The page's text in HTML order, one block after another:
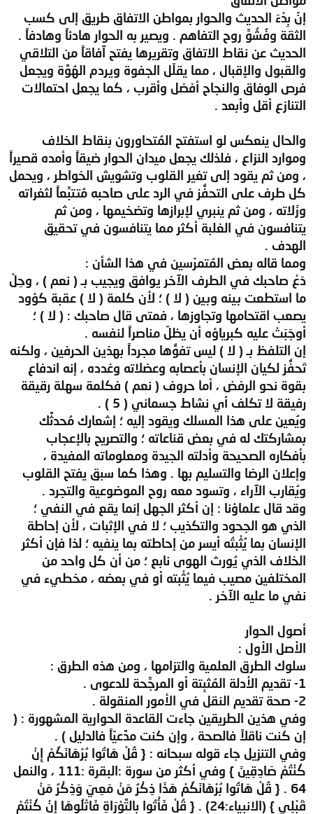
إنّ بِدْءَ الحديث والحوار بمواطن الاتفاق طريق إلى كسب
الثقة وفُشُوِّ روح التفاهم . ويصير به الحوار هادئاً وهادفاً .
الحديث عن نقاط الاتفاق وتقريرها يفتح آفاقاً من التلاقي
والقبول والإقبال ، مما يقلّل الجفوة ويردم الهُوَّة ويجعل
فرص الوفاق والنجاح أفضل وأقرب ، كما يجعل احتمالات
التنازع أقل وأبعد .
والحال ينعكس لو استفتح المُتحاورون بنقاط الخلاف
وموارد النزاع ، فلذلك يجعل ميدان الحوار ضيقاً وأمده قصيراً
، ومن ثم يقود إلى تغير القلوب وتشويش الخواطر ، ويحمل
كل طرف على التحفُّز في الرد على صاحبه مُتتبِّعاً لثغراته
وزَلاته ، ومن ثم ينبري لإبرازها وتضخيمها ، ومن ثم
يتنافسون في الغلبة أكثر مما يتنافسون في تحقيق
الهدف .
ومما قاله بعض المُتمرّسين في هذا الشأن :
دَعْ صاحبك في الطرف الآخر يوافق ويجيب بـ ( نعم ) ، وحِلْ
ما استطعت بينه وبين ( لا ) ؛ لأن كلمة ( لا ) عقبة كؤود
يصعب اقتحامها وتجاوزها ، فمتى قال صاحبك : ( لا ) ؛
أوجَبَتْ عليه كبرياؤه أن يظلّ مناصراً لنفسه .
إن التلفظ بـ ( لا ) ليس تفوُّها مجرداً بهذين الحرفين ، ولكنه
تَحفُّز لكيان الإنسان بأعصابه وعضلاته وغدده ، إنه اندفاع
بقوة نحو الرفض ، أما حروف ( نعم ) فكلمة سهلة رقيقة
رفيقة لا تكلف أي نشاط جسماني ( 5 ) .
ويُعين على هذا المسلك ويقود إليه ؛ إشعارك مُحدثَّك
بمشاركتك له في بعض قناعاته ؛ والتصريح بالإعجاب
بأفكاره الصحيحة وأدلته الجيدة ومعلوماته المفيدة ،
وإعلان الرضا والتسليم بها . وهذا كما سبق يفتح القلوب
ويُقارب الآراء ، وتسود معه روح الموضوعية والتجرد .
وقد قال علماؤنا : إن أكثر الجهل إنما يقع في النفي ؛
الذي هو الجحود والتكذيب ؛ لا في الإثبات ، لأن إحاطة
الإنسان بما يُثْبتُه أيسر من إحاطته بما ينفيه ؛ لذا فإن أكثر
الخلاف الذي يُورث الهوى نابع ؛ من أن كل واحد من
المختلفين مصيب فيما يُثْبته أو في بعضه ، مخطيء في
نفي ما عليه الآخر .
أصول الحوار
الأصل الأول :
سلوك الطرق العلمية والتزامها ، ومن هذه الطرق :
1- تقديم الأدلة المُثبِتة أو المرجِّحة للدعوى .
2- صحة تقديم النقل في الأمور المنقولة .
وفي هذين الطريقين جاءت القاعدة الحوارية المشهورة : (
إن كنت ناقلاً فالصحة ، وإن كنت مدَّعيّاً فالدليل ) .
وفي التنزيل جاء قوله سبحانه : { قُلْ هَاتُوا بُرْهَانَكُمْ إِنْ
كُنْتُمْ صَادِقِينَ } وفي أكثر من سورة :البقرة :111 ، والنمل
64 . { قُلْ هَاتُوا بُرْهَانَكُمْ هَذَا ذِكْرُ مَنْ مَعِيَ وَذِكْرُ مَنْ
قَبْلِي } (الانبياء:24) . { قُلْ فَأْتُوا بِالتَّوْرَاةِ فَاتْلُوهَا إِنْ كُنْتُمْ